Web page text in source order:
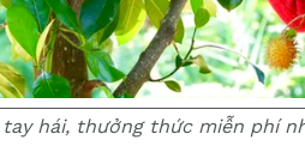
hái, thưởng thức miễn phí